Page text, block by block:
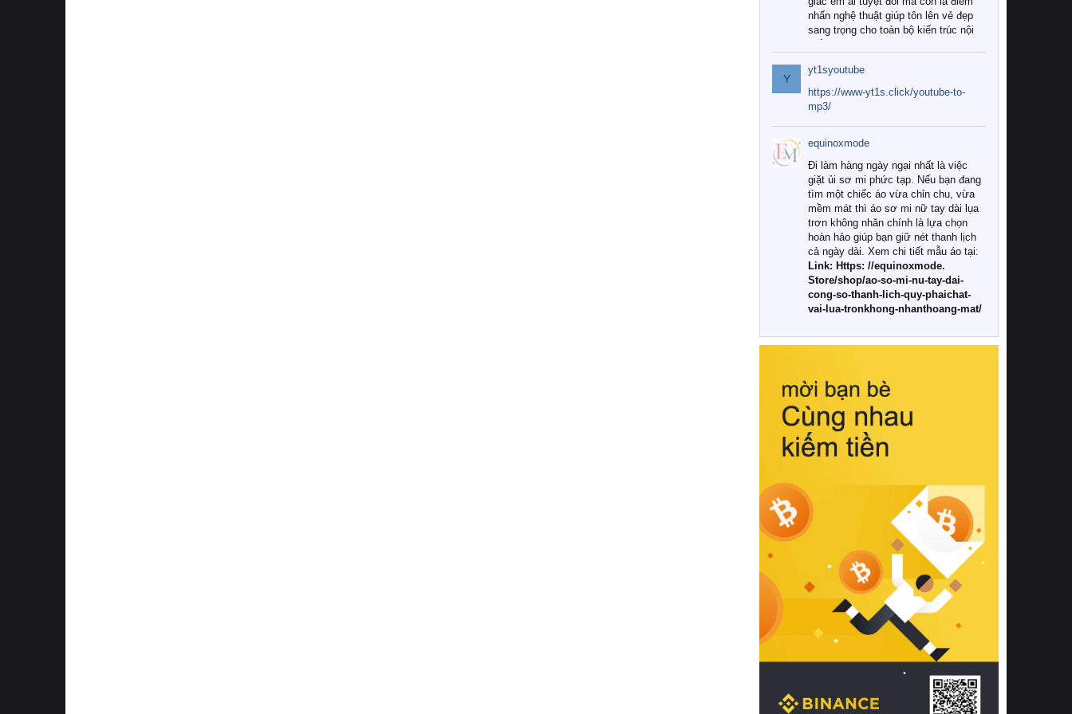
nhấn nghệ thuật giúp tôn lên vẻ đẹp
sang trọng cho toàn bộ kiến trúc nội
Tuy nhiên, giữa thị trường đa dạng
với vô vàn thương hiệu và mẫu mã
như hiện nay, làm thế nào để chọn
được những bộ chăn ga gối đệm cao
cấp thực sự chất lượng, phù hợp với
khí hậu và nhu cầu sử dụng của gia
đình? Hãy cùng chúng tôi đi tìm lời
giải đáp chi tiết qua bài viết dưới đây.
1. Tại sao các gia đình hiện đại lại ưa
chuộng chăn ga gối đệm cao cấp?
Khác với các dòng sản phẩm thông
thường, những bộ chăn ga gối đệm
cao cấp trải qua quy trình sản xuất
nghiêm ngặt từ khâu chọn lọc nguyên
liệu tự nhiên đến công nghệ dệt
nhuộm hiện đại không chứa hóa chất
này, bạn sẽ cảm nhận rõ rệt sự khác
hồi chuẩn xác của phần đệm nâng đỡ
cột sống.
Bên cạnh đó, việc lựa chọn các dòng
sản phẩm đạt chuẩn chất lượng quốc
tế còn giúp ngăn ngừa tình trạng kích
khuẩn và nấm mốc trong điều kiện
thời tiết nóng ẩm. Bạn có thể tìm hiểu
thêm các nghiên cứu khoa học về tác
động của giấc ngủ và môi trường
phòng ngủ đối với sức khỏe con
người tại Sleep Foundation (External
Link) để có cái nhìn toàn diện hơn.
2. Các tiêu chí vàng khi lựa chọn
chăn ga gối đệm cao cấp cho phòng
ngủ
Để sở hữu một bộ chăn ga gối đệm
cao cấp hoàn hảo cả về thẩm mỹ lẫn
công năng, người tiêu dùng cần cân
nhắc kỹ lưỡng các tiêu chí quan trọng
Y
yt1syoutube
https://www-yt1s.click/youtube-to-
mp3/
equinoxmode
Đi làm hàng ngày ngại nhất là việc
giặt ủi sơ mi phức tạp. Nếu bạn đang
tìm một chiếc áo vừa chỉn chu, vừa
mềm mát thì áo sơ mi nữ tay dài lụa
trơn không nhăn chính là lựa chọn
hoàn hảo giúp bạn giữ nét thanh lịch
cả ngày dài. Xem chi tiết mẫu áo tại:
Link: Https: //equinoxmode.
Store/shop/ao-so-mi-nu-tay-dai-
cong-so-thanh-lich-quy-phaichat-
vai-lua-tronkhong-nhanthoang-mat/